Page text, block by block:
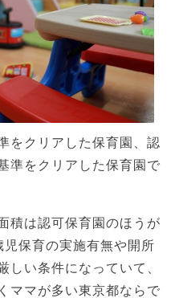
をクリアした保育園、認
準をクリアした保育園で
積は認可保育園のほうが
保育の実施有無や開所
しい条件になっていて、
ママが多い東京都ならで